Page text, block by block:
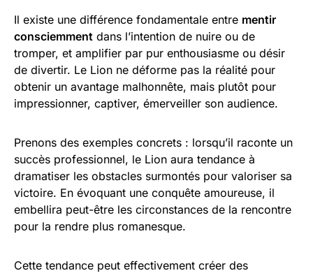
Il existe une différence fondamentale entre mentir
consciemment dans l’intention de nuire ou de
tromper, et amplifier par pur enthousiasme ou désir
de divertir. Le Lion ne déforme pas la réalité pour
obtenir un avantage malhonnête, mais plutôt pour
impressionner, captiver, émerveiller son audience.
Prenons des exemples concrets : lorsqu’il raconte un
succès professionnel, le Lion aura tendance à
dramatiser les obstacles surmontés pour valoriser sa
victoire. En évoquant une conquête amoureuse, il
embellira peut-être les circonstances de la rencontre
pour la rendre plus romanesque.
Cette tendance peut effectivement créer des